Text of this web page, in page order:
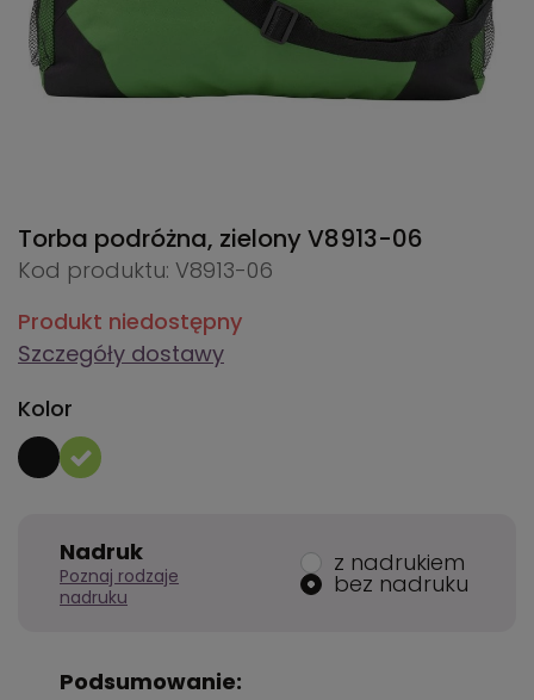
Torba podróżna, zielonyV8913-06
Kod produktu: V8913-06
Produkt niedostępny
Szczegóły dostawy
Kolor
Nadruk
Poznaj rodzaje
nadruku
z nadrukiem
bez nadruku
Podsumowanie: